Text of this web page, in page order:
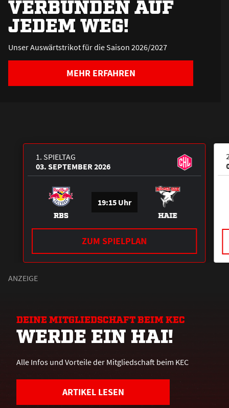
VERBUNDEN AUF
JEDEM WEG!
Unser Auswärtstrikot für die Saison 2026/2027
MEHR ERFAHREN
1. SPIELTAG
03. SEPTEMBER 2026
RBS
19:15 Uhr
HAIE
ZUM SPIELPLAN
DEINE MITGLIEDSCHAFT BEIM KEC
WERDE EIN HAI!
Alle Infos und Vorteile der Mitgliedschaft beim KEC
ARTIKEL LESEN